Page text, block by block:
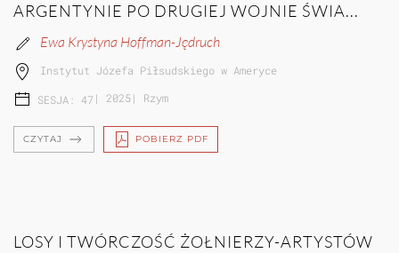
ARGENTYNIE PO DRUGIEJ WOJNIE ŚWIA...
Ewa Krystyna Hoffman-Jędruch
Instytut Józefa Piłsudskiego w Ameryce
SESJA: 47 | 2025| Rzym
CZYTAJ POBIERZ PDF
LOSY I TWÓRCZOŚĆ ŻOŁNIERZY-ARTYSTÓW